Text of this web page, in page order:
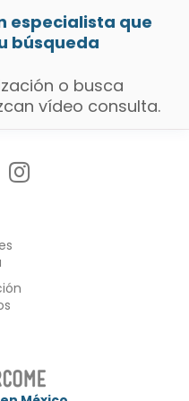
especialista que
búsqueda
o busca
vídeo consulta.